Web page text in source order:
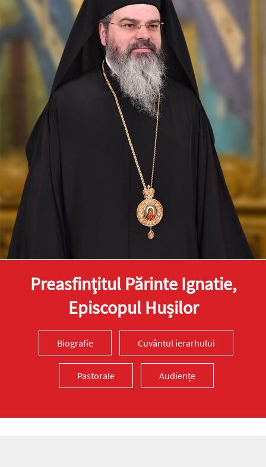
Preasfinţitul Părinte Ignatie,
Episcopul Hușilor
Biografie Cuvântul ierarhului
Pastorale Audiențe